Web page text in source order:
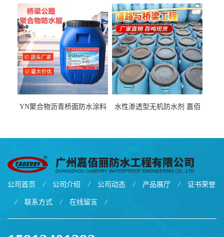
厂家
YN聚合物沥青桥面防水涂料
水性渗透型无机防水剂 嘉佰
公司首页 / 公司介绍 / 公司动态 / 产品展厅 / 证书荣誉
/ 联系方式 / 在线留言 /